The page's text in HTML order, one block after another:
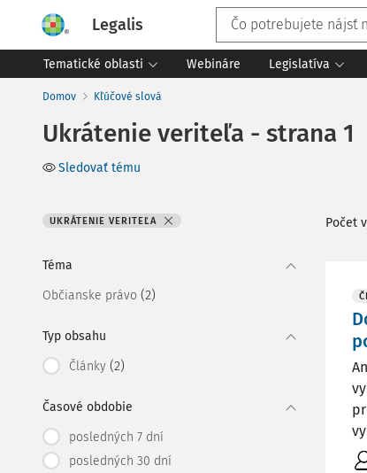
Legalis
Tematické oblasti Webináre Legislatíva
Domov Kľúčové slová
Ukrátenie veriteľa - strana 1
Sledovať tému
UKRÁTENIE VERITEĽA
Téma
Občianske právo (2)
Typ obsahu
Články (2)
Časové obdobie
posledných 7 dní
posledných 30 dní
Počet